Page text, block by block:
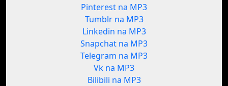
Pinterest na MP3
Tumblr na MP3
Linkedin na MP3
Snapchat na MP3
Telegram na MP3
Vk na MP3
Bilibili na MP3